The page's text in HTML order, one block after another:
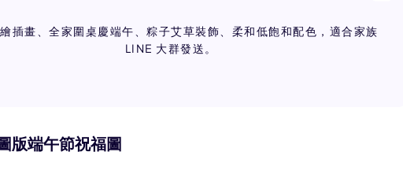
插畫、全家圍桌慶端午、粽子艾草裝飾、柔和低飽和配色，適合家族
LINE 大群發送。
版端午節祝福圖
鍵變成節奏流暢的 AI 跳舞影片。